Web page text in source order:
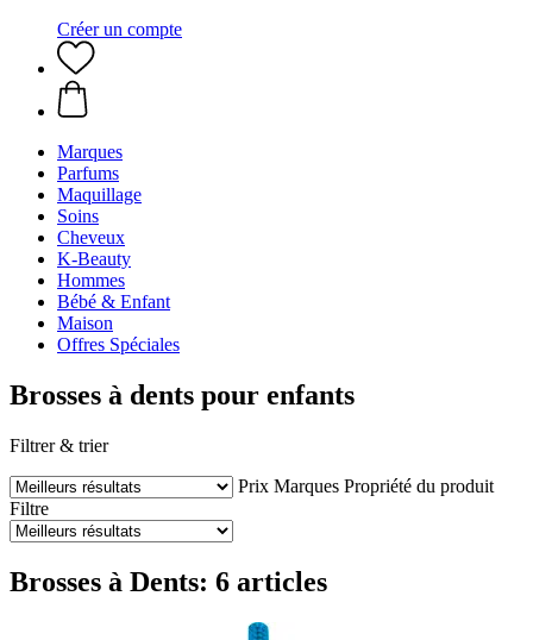
Créer un compte
Marques
Parfums
Maquillage
Soins
Cheveux
K-Beauty
Hommes
Bébé & Enfant
Maison
Offres Spéciales
Brosses à dents pour enfants
Filtrer & trier
Prix Marques Propriété du produit
Filtre
Brosses à Dents: 6 articles